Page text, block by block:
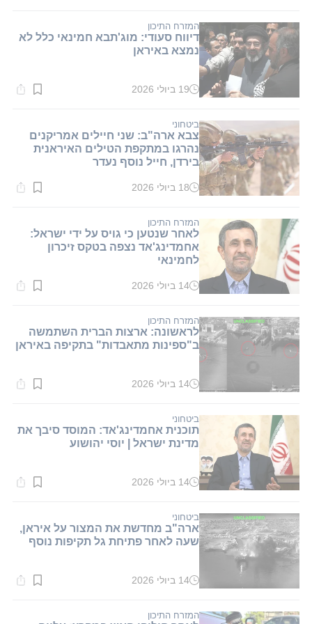
דקות.
המזרח התיכון
דיווח סעודי: מוג'תבא חמינאי כלל לא
נמצא באיראן
זמן
דקות.
19 ביולי 2026
ביטחוני
צבא ארה"ב: שני חיילים אמריקנים
נהרגו במתקפת הטילים האיראנית
בירדן, חייל נוסף נעדר
זמן
דקות.
18 ביולי 2026
המזרח התיכון
לאחר שנטען כי גויס על ידי ישראל:
אחמדינג'אד נצפה בטקס זיכרון
לחמינאי
זמן
דקות.
14 ביולי 2026
המזרח התיכון
לראשונה: ארצות הברית השתמשה
ב"ספינות מתאבדות" בתקיפה באיראן
זמן
דקות.
14 ביולי 2026
ביטחוני
תוכנית אחמדינג'אד: המוסד סיבך את
מדינת ישראל | יוסי יהושוע
זמן
דקות.
14 ביולי 2026
ביטחוני
ארה"ב מחדשת את המצור על איראן,
שעה לאחר פתיחת גל תקיפות נוסף
זמן
דקות.
14 ביולי 2026
המזרח התיכון